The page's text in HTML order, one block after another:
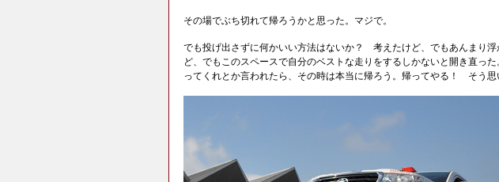
その場でぶち切れて帰ろうかと思った。マジで。
でも投げ出さずに何かいい方法はないか？ 考えたけど、でもあんまり浮
ど、でもこのスペースで自分のベストな走りをするしかないと開き直っ
ってくれとか言われたら、その時は本当に帰ろう。帰ってやる！ そう思